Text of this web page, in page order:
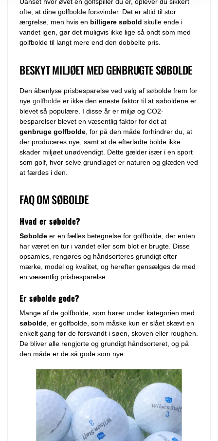
Uanset hvor øvet en golfspiller du er, oplever du sikkert
ofte, at dine golfbolde forsvinder. Det er altid til stor
ærgrelse, men hvis en billigere søbold skulle ende i
vandet igen, gør det muligvis ikke lige så ondt som med
golfbolde til langt mere end den dobbelte pris.
BESKYT MILJØET MED GENBRUGTE SØBOLDE
Den åbenlyse prisbesparelse ved valg af søbolde frem for
nye golfbolde er ikke den eneste faktor til at søboldene er
blevet så populære. I disse år er miljø og CO2-
besparelser blevet en væsentlig faktor for det at
genbruge golfbolde , for på den måde forhindrer du, at
der produceres nye, samt at de efterladte bolde ikke
skader miljøet unødvendigt. Dette gælder især i en sport
som golf, hvor selve grundlaget er naturen og glæden ved
at færdes i den.
FAQ OM SØBOLDE
Hvad er søbolde?
Søbolde er en fælles betegnelse for golfbolde, der enten
har været en tur i vandet eller som blot er brugte. Disse
opsamles, rengøres og håndsorteres grundigt efter
mærke, model og kvalitet, og herefter gensælges de med
en væsentlig prisbesparelse.
Er søbolde gode?
Mange af de golfbolde, som hører under kategorien med
søbolde, er golfbolde, som måske kun er slået skævt en
enkelt gang før de forsvandt i søen, skoven eller roughen.
De bliver alle rengjorte og grundigt håndsorteret, og på
den måde er de så gode som nye.